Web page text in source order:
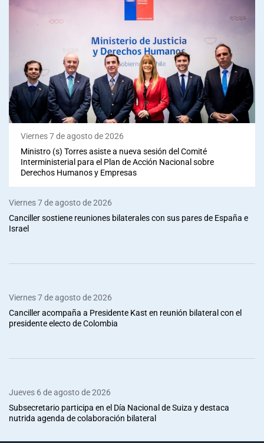
Viernes 7 de agosto de 2026
Ministro (s) Torres asiste a nueva sesión del Comité
Interministerial para el Plan de Acción Nacional sobre
Derechos Humanos y Empresas
Viernes 7 de agosto de 2026
Canciller sostiene reuniones bilaterales con sus pares de España e
Israel
Viernes 7 de agosto de 2026
Canciller acompaña a Presidente Kast en reunión bilateral con el
presidente electo de Colombia
Jueves 6 de agosto de 2026
Subsecretario participa en el Día Nacional de Suiza y destaca
nutrida agenda de colaboración bilateral